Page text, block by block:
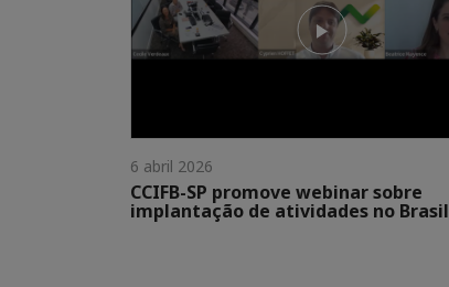
6 abril 2026
CCIFB-SP promove webinar sobre
implantação de atividades no Brasil